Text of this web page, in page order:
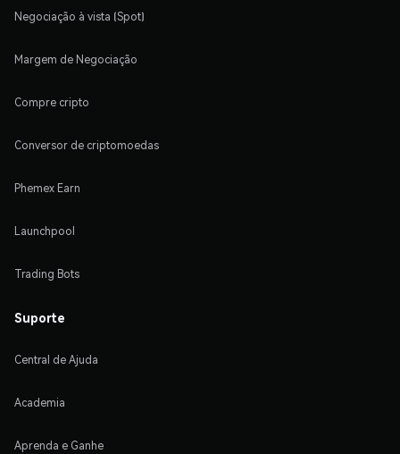
Negociação à vista (Spot)
Margem de Negociação
Compre cripto
Conversor de criptomoedas
Phemex Earn
Launchpool
Trading Bots
Suporte
Central de Ajuda
Academia
Aprenda e Ganhe